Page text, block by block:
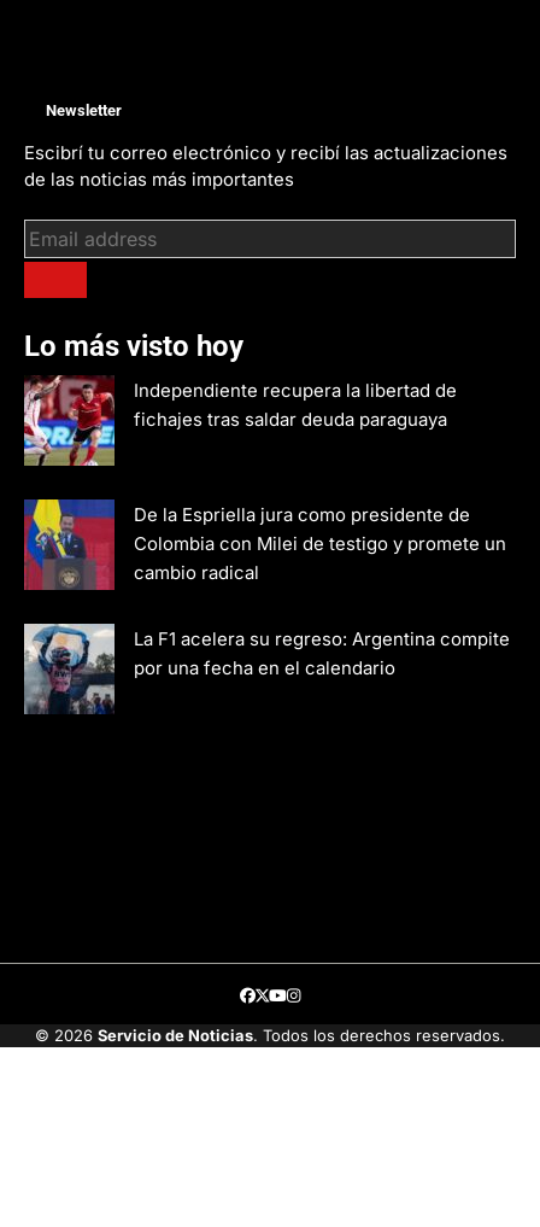
Newsletter
Escibrí tu correo electrónico y recibí las actualizaciones
de las noticias más importantes
Lo más visto hoy
Independiente recupera la libertad de
fichajes tras saldar deuda paraguaya
De la Espriella jura como presidente de
Colombia con Milei de testigo y promete un
cambio radical
La F1 acelera su regreso: Argentina compite
por una fecha en el calendario
Facebook
TwitterYoutube
Instagram
© 2026 Servicio de Noticias. Todos los derechos reservados.